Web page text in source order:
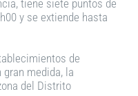
tiene siete puntos de
y se extiende hasta
de
medida, la
del Distrito